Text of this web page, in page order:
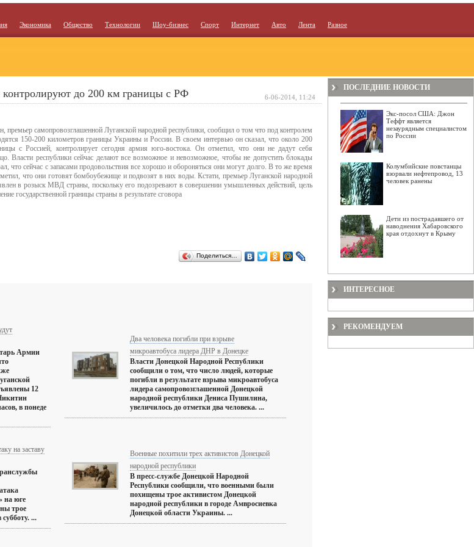
Экономика Общество Технологии Шоу-бизнес Спорт Интернет Авто Лента Разное
до 200 км границы с РФ
премьер самопровозглашенной Луганской народной республики, сообщил о том что под контролем
150-200 километров границы Украины и России. В своем интервью он сказал, что около 200
с Россией, контролирует сегодня армия юго-востока. Он отметил, что они не дадут себя
Власти республики сейчас делают все возможное и невозможное, чтобы не допустить блокады
что сейчас с запасами продовольствия все хорошо и обороняться они могут долго. В то же время
что они готовят бомбоубежище и подвозят в них воды. Кстати, премьер Луганской народной
в розыск МВД страны, поскольку его подозревают в совершении умышленных действий, цель
государственной границы страны в результате сговора
Поделиться…
Армии
12
в понеде
Два человека погибли при взрыве
микроавтобуса лидера ДНР в Донецке
Власти Донецкой Народной Республики
сообщили о том, что число людей, которые
погибли в результате взрыва микроавтобуса
лидера самопровозглашенной Донецкой
народной республики Дениса Пушилина,
увеличилось до отметки два человека. ...
на заставу
на юге
трое
...
Военные похитили трех активистов Донецкой
народной республики
В пресс-службе Донецкой Народной
Республики сообщили, что военными были
похищены трое активистом Донецкой
народной республики в городе Амвросиевка
Донецкой области Украины. ...
6-06-2014, 11:24
ПОСЛЕДНИЕ НОВОСТИ
Экс-посол США: Джон
Теффт является
незаурядным специалистом
по России
Колумбийские повстанцы
взорвали нефтепровод, 13
человек ранены
Дети из пострадавшего от
наводнения Хабаровского
края отдохнут в Крыму
ИНТЕРЕСНОЕ
РЕКОМЕНДУЕМ